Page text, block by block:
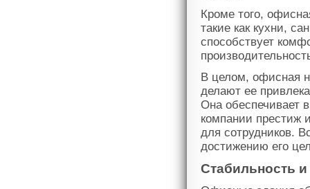
Кроме того,
такие как кухни,
способствует
В целом, офисная
делают ее
Она обеспечивает
компании престиж
для сотрудников.
достижению его
Стабильность